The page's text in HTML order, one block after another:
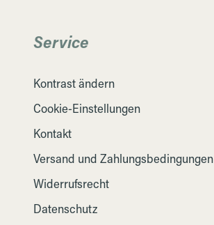
Service
Kontrast ändern
Cookie-Einstellungen
Kontakt
Versand und Zahlungsbedingungen
Widerrufsrecht
Datenschutz